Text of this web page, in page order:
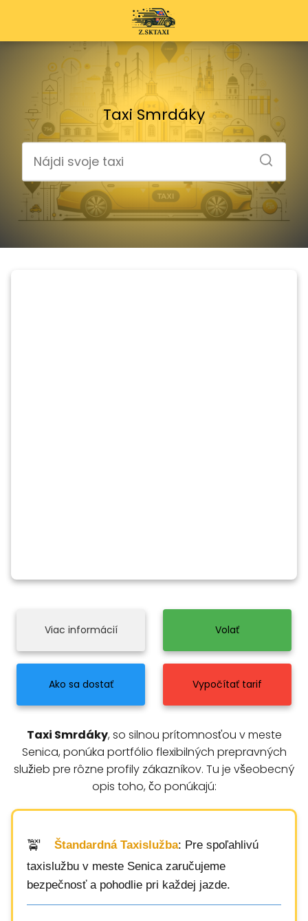
Taxi Smrdáky
Viac informácií Volať
Ako sa dostať Vypočítať tarif
Taxi Smrdáky, so silnou prítomnosťou v meste
Senica, ponúka portfólio flexibilných prepravných
služieb pre rôzne profily zákazníkov. Tu je všeobecný
opis toho, čo ponúkajú:
Štandardná Taxislužba: Pre spoľahlivú
taxislužbu v meste Senica zaručujeme
bezpečnosť a pohodlie pri každej jazde.